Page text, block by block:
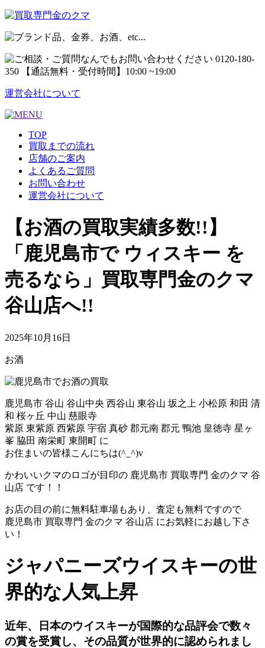
運営会社について
TOP
買取までの流れ
店舗のご案内
よくあるご質問
お問い合わせ
運営会社について
【お酒の買取実績多数!!】
「鹿児島市で ウィスキー を
売るなら」買取専門金のクマ
谷山店へ!!
2025年10月16日
お酒
鹿児島市 谷山 谷山中央 西谷山 東谷山 坂之上 小松原 和田 清
和 桜ヶ丘 中山 慈眼寺
紫原 東紫原 西紫原 宇宿 真砂 郡元南 郡元 鴨池 皇徳寺 星ヶ
峯 脇田 南栄町 東開町 に
お住まいの皆様こんにちは(^_^)v
かわいいクマのロゴが目印の 鹿児島市 買取専門 金のクマ 谷
山店 です！！
お店の目の前に無料駐車場もあり、査定も無料ですので
鹿児島市 買取専門 金のクマ 谷山店 にお気軽にお越し下さ
い！
ジャパニーズウイスキーの世
界的な人気上昇
近年、日本のウイスキーが国際的な品評会で数々
の賞を受賞し、その品質が世界的に認められまし